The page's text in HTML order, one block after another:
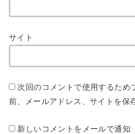
サイト
次回のコメントで使用するため
前、メールアドレス、サイトを保
新しいコメントをメールで通知